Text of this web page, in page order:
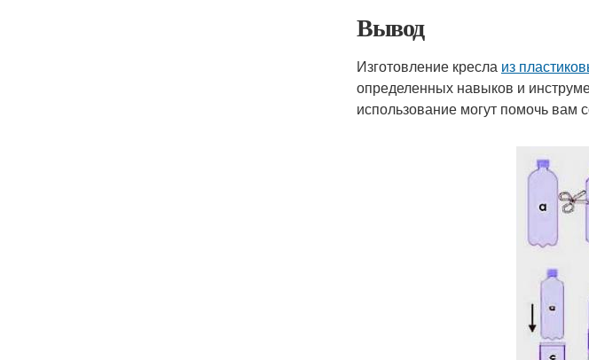
Вывод
Изготовление кресла из
определенных навыков и
использование могут помочь вам